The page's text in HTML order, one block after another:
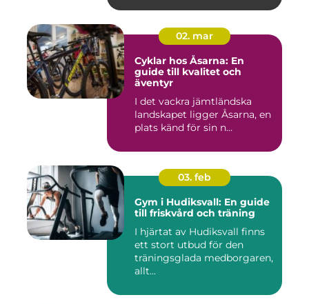
02. mar
Cyklar hos Åsarna: En
guide till kvalitet och
äventyr
I det vackra jämtländska
landskapet ligger Åsarna, en
plats känd för sin n...
03. feb
Gym i Hudiksvall: En guide
till friskvård och träning
I hjärtat av Hudiksvall finns
ett stort utbud för den
träningsglada medborgaren,
allt...